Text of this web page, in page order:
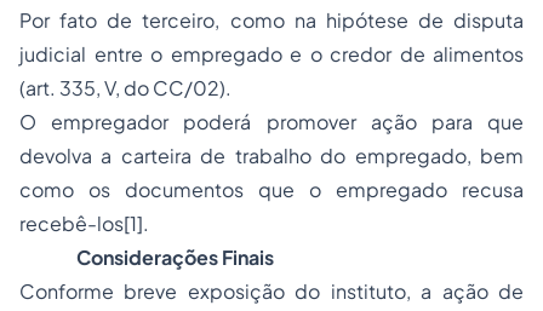
Por fato de terceiro, como na hipótese de disputa
judicial entre o empregado e o credor de alimentos
(art. 335, V, do CC/02).
O empregador poderá promover ação para que
devolva a carteira de trabalho do empregado, bem
como os documentos que o empregado recusa
recebê-los[1].
Considerações Finais
Conforme breve exposição do instituto, a ação de